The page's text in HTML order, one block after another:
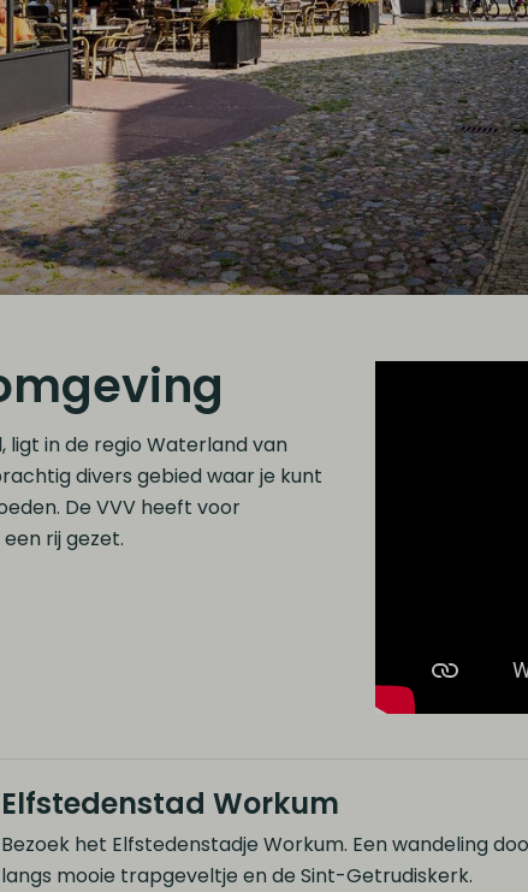
ligt in de regio Waterland van
divers gebied waar je kunt
De VVV heeft voor
rij gezet.
Elfstedenstad Workum
Bezoek het Elfstedenstadje Workum. Een wandeling
langs mooie trapgeveltje en de Sint-Getrudiskerk.